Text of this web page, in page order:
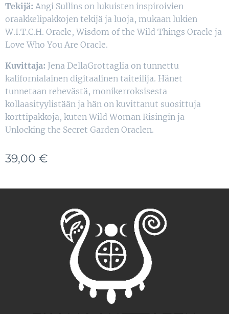
Tekijä: Angi Sullins on lukuisten inspiroivien
oraakkelipakkojen tekijä ja luoja, mukaan lukien
W.I.T.C.H. Oracle, Wisdom of the Wild Things Oracle ja
Love Who You Are Oracle.
Kuvittaja: Jena DellaGrottaglia on tunnettu
kalifornialainen digitaalinen taiteilija. Hänet
tunnetaan rehevästä, monikerroksisesta
kollaasityylistään ja hän on kuvittanut suosittuja
korttipakkoja, kuten Wild Woman Risingin ja
Unlocking the Secret Garden Oraclen.
39,00 €